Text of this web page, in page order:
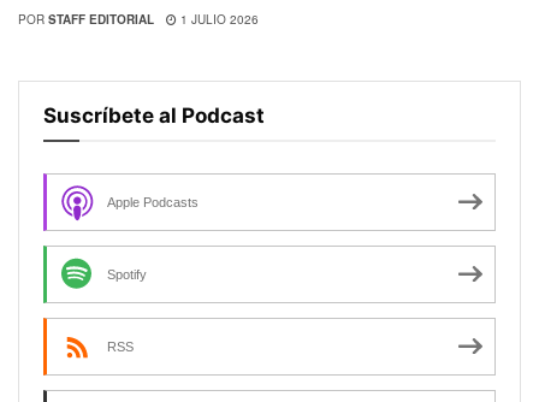
POR STAFF EDITORIAL 1 JULIO 2026
Suscríbete al Podcast
Apple Podcasts
Spotify
RSS